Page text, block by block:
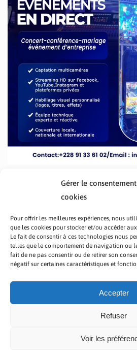
Gérer le
cookies
Pour offrir les meilleures expériences, nous
que les cookies pour stocker et/ou accéder
Le fait de consentir à ces technologies nous
telles que le comportement de navigation ou
fait de ne pas consentir ou de retirer son
négatif sur certaines caractéristiques et
Accepter
Refuser
Voir les
PRÉSENTATION TOUTAFRICA
Copyright © 2023 TOUT AFRICA |